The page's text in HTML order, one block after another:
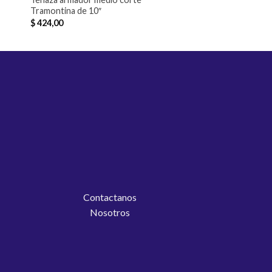
Tramontina de 10″
$424,00
Contactanos
Nosotros